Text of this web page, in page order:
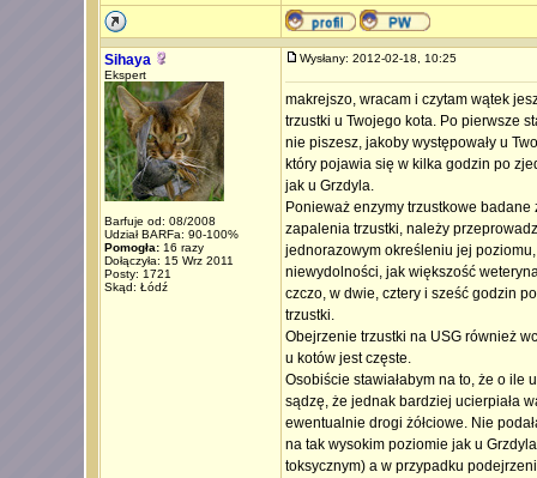
Sihaya
Ekspert
Barfuje od: 08/2008
Udział BARFa: 90-100%
Pomogła:16 razy
Dołączyła: 15 Wrz 2011
Posty: 1721
Skąd: Łódź
Wysłany: 2012-02-18, 10:25
makrejszo, wracam i czytam wątek
trzustki u Twojego kota. Po pierwsze
nie piszesz, jakoby występowały u
który pojawia się w kilka godzin po
jak u Grzdyla.
Ponieważ enzymy trzustkowe
zapalenia trzustki, należy
jednorazowym określeniu jej
niewydolności, jak większość
czczo, w dwie, cztery i sześć godzin
trzustki.
Obejrzenie trzustki na USG również
u kotów jest częste.
Osobiście stawiałabym na to, że o ile
sądzę, że jednak bardziej ucierpiała
ewentualnie drogi żółciowe. Nie
na tak wysokim poziomie jak u
toksycznym) a w przypadku